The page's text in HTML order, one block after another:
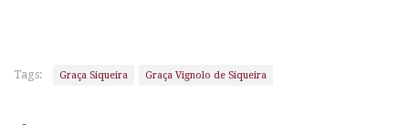
Tags: Graça Siqueira Graça Vignolo de Siqueira